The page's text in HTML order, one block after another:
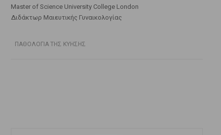
Master of Science University College London
Διδάκτωρ Μαιευτικής Γυναικολογίας
ΠΑΘΟΛΟΓΙΑ ΤΗΣ ΚΥΗΣΗΣ